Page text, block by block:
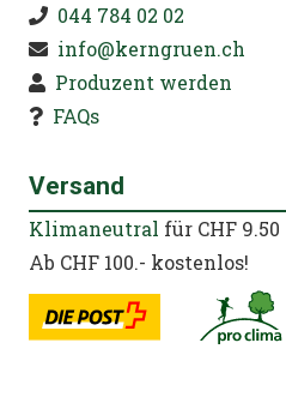
044 784 02 02
info@kerngruen.ch
Produzent werden
FAQs
Versand
Klimaneutral für CHF 9.50
Ab CHF 100.- kostenlos!